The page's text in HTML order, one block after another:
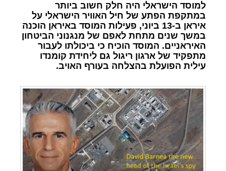
למוסד הישראלי היה חלק חשוב ביותר
במתקפת הפתע של חיל האוויר הישראלי על
איראן ב-13 ביוני, פעילות המוסד באיראן הוכנה
במשך שנים מתחת לאפם של מנגנוני הביטחון
האיראניים. המוסד הוכיח כי ביכולתו לעבור
מתפקיד של ארגון ריגול גם ליחידת קומנדו
עילית הפועלת בהצלחה בעורף האויב.